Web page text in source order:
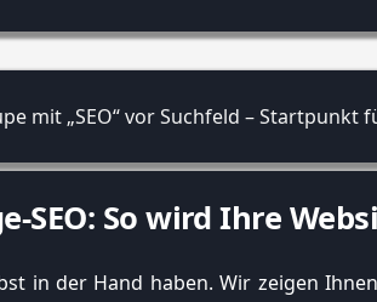
SEO: So wird Ihre
in der Hand haben. Wir zeigen